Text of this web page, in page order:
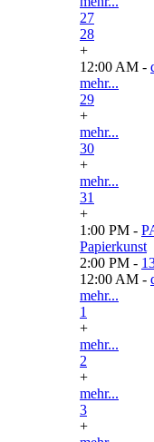
27
28
+
12:00 AM -
mehr...
29
+
mehr...
30
+
mehr...
31
+
1:00 PM -
Papierkunst
2:00 PM -
12:00 AM -
mehr...
1
+
mehr...
2
+
mehr...
3
+